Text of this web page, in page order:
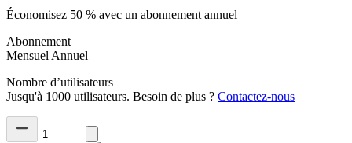
Économisez 50 % avec un abonnement annuel
Abonnement
Mensuel Annuel
Nombre d’utilisateurs
Jusqu'à 1000 utilisateurs. Besoin de plus ? Contactez-nous